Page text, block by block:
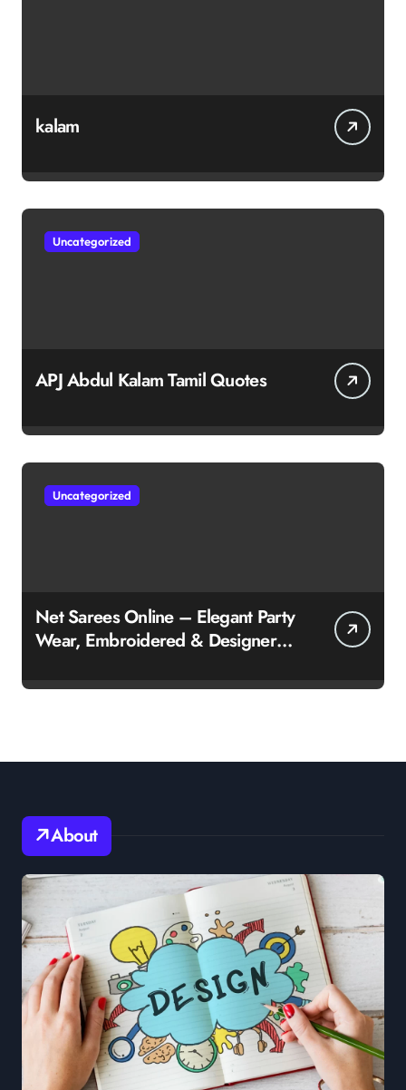
kalam
Uncategorized
APJ Abdul Kalam Tamil Quotes
Uncategorized
Net Sarees Online – Elegant Party
Wear, Embroidered & Designer
About